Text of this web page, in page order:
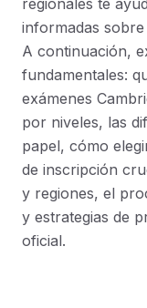
regionales te
informadas
A continuación,
fundamentales:
exámenes
por niveles, las
papel, cómo
de inscripción
y regiones, el
y estrategias de
oficial.